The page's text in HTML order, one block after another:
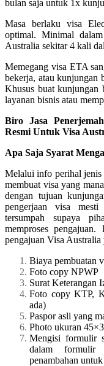
bulan saja untuk 1x
Masa berlaku visa
optimal. Minimal
Australia sekitar 4 kali
Memegang visa ETA
bekerja, atau kunjungan
Khusus buat kunjungan
layanan bisnis atau
Biro Jasa
Resmi Untuk Visa
Apa Saja Syarat
Melalui info perihal jenis
membuat visa yang
dengan tujuan
pengerjaan visa
tersumpah supaya
memproses
pengajuan Visa
Biaya pembuatan
Foto copy NPWP
Surat Keterangan
Foto copy KTP,
ada)
Paspor asli yang
Photo ukuran
Mengisi formulir
dalam formulir
penambahan